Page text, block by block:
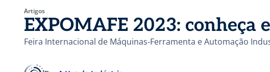
Artigos
EXPOMAFE 2023: conheça
Feira Internacional de Máquinas-Ferramenta e Automação